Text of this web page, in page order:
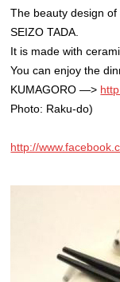
The beauty design
SEIZO TADA.
It is made with
You can enjoy the
KUMAGORO —>
Photo: Raku-do)
http://